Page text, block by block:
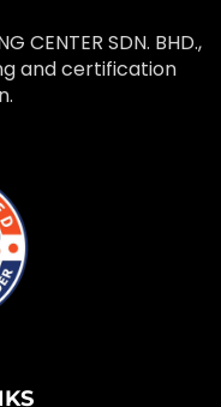
CENTER SDN. BHD.,
and certification